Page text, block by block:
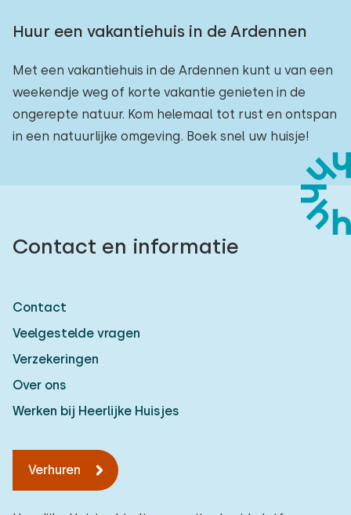
Huur een vakantiehuis in de Ardennen
Met een vakantiehuis in de Ardennen kunt u van een
weekendje weg of korte vakantie genieten in de
ongerepte natuur. Kom helemaal tot rust en ontspan
in een natuurlijke omgeving. Boek snel uw huisje!
Contact en informatie
Contact
Veelgestelde vragen
Verzekeringen
Over ons
Werken bij Heerlijke Huisjes
Verhuren